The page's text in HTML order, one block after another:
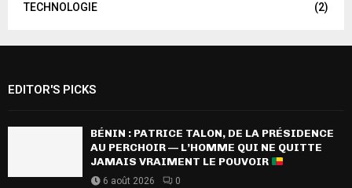
TECHNOLOGIE
(2)
EDITOR'S PICKS
BÉNIN : PATRICE TALON, DE LA PRÉSIDENCE
AU PERCHOIR — L’HOMME QUI NE QUITTE
JAMAIS VRAIMENT LE POUVOIR
6 août 2026 0